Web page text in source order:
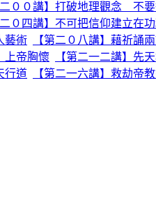
二００講】打破地理觀念 不
二０四講】不可把信仰建立在
藝術 【第二０八講】藉祈誦
上帝胸懷 【第二一二講】先
行道
【第二一六講】救劫帝